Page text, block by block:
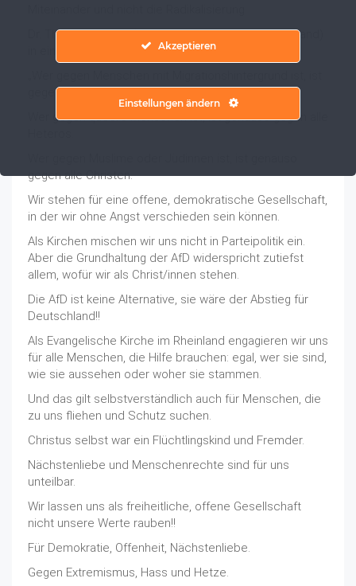
Dr. Thorsten Latzel (Präses der Ev. Kirche im Rheinland)
in einem Facebook-Post vom 27. Januar 2024):
gegen alle Menschen in Deutschland.
Wer gegen queere Menschen ist, ist genauso gegen alle
gegen alle Christen.
Wir stehen für eine offene, demokratische Gesellschaft,
in der wir ohne Angst verschieden sein können.
Als Kirchen mischen wir uns nicht in Parteipolitik ein.
Aber die Grundhaltung der AfD widerspricht zutiefst
allem, wofür wir als Christ/innen stehen.
Die AfD ist keine Alternative, sie wäre der Abstieg für
Deutschland!!
Als Evangelische Kirche im Rheinland engagieren wir uns
für alle Menschen, die Hilfe brauchen: egal, wer sie sind,
wie sie aussehen oder woher sie stammen.
Und das gilt selbstverständlich auch für Menschen, die
zu uns fliehen und Schutz suchen.
Christus selbst war ein Flüchtlingskind und Fremder.
Nächstenliebe und Menschenrechte sind für uns
unteilbar.
Wir lassen uns als freiheitliche, offene Gesellschaft
nicht unsere Werte rauben!!
Für Demokratie, Offenheit, Nächstenliebe.
Gegen Extremismus, Hass und Hetze.
Akzeptieren
Einstellungen ändern